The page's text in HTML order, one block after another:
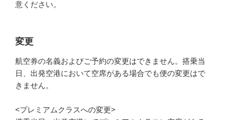
意ください。
変更
航空券の名義およびご予約の変更はできません。搭乗当
日、出発空港において空席がある場合でも便の変更はで
きません。
<プレミアムクラスへの変更>